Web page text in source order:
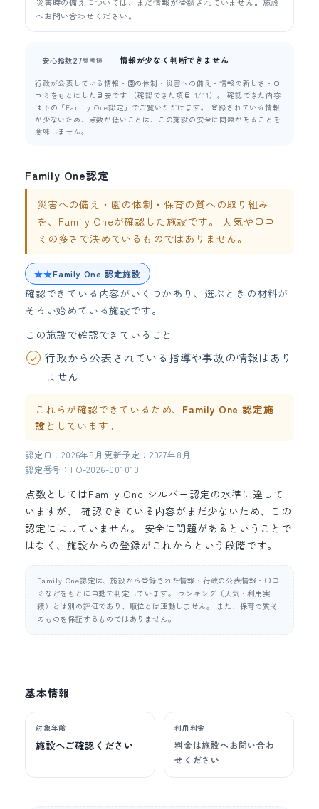
へお問い合わせください。
安心指数27参考値 情報が少なく判断できません
行政が公表している情報・園の体制・災害への備え・情報の新しさ・口
コミをもとにした目安です （確認できた項目 1/11）。 確認できた内容
は下の「Family One認定」でご覧いただけます。 登録されている情報
が少ないため、点数が低いことは、この施設の安全に問題があることを
意味しません。
Family One認定
災害への備え・園の体制・保育の質への取り組み
を、Family Oneが確認した施設です。 人気や口コ
ミの多さで決めているものではありません。
★★Family One 認定施設
確認できている内容がいくつかあり、選ぶときの材料が
そろい始めている施設です。
この施設で確認できていること
行政から公表されている指導や事故の情報はあり
ません
これらが確認できているため、 Family One 認定施
設 としています。
認定日：2026年8月 更新予定：2027年8月
認定番号：FO-2026-001010
点数としてはFamily One シルバー認定の水準に達して
いますが、 確認できている内容がまだ少ないため、この
認定にはしていません。 安全に問題があるということで
はなく、施設からの登録がこれからという段階です。
Family One認定は、施設から登録された情報・行政の公表情報・口コ
ミなどをもとに自動で判定しています。 ランキング（人気・利用実
績）とは別の評価であり、順位とは連動しません。 また、保育の質そ
のものを保証するものではありません。
基本情報
対象年齢
施設へご確認ください
利用料金
料金は施設へお問い合わ
せください